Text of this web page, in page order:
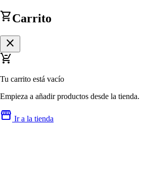
shopping_cartCarrito
close
remove_shopping_cart
Tu carrito está vacío
Empieza a añadir productos desde la tienda.
storefront Ir a la tienda